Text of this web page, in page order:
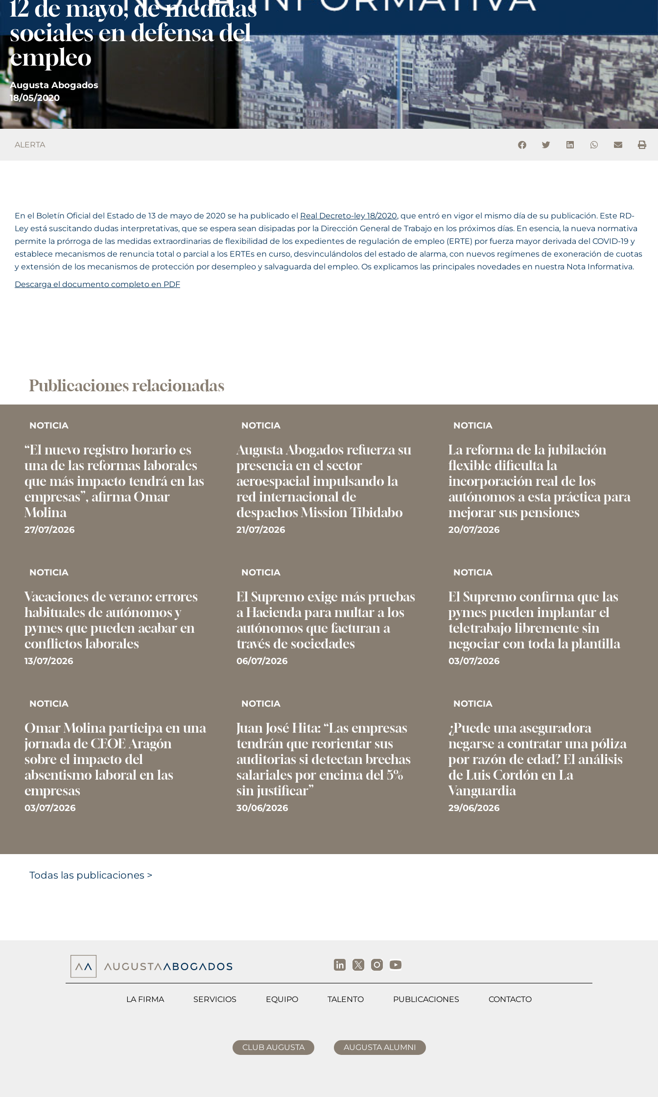
12 de mayo, de medidas
sociales en defensa del
empleo
Augusta Abogados
18/05/2020
ALERTA
En el Boletín Oficial del Estado de 13 de mayo de 2020 se ha publicado el Real Decreto-ley 18/2020, que entró en vigor el mismo día de su publicación. Este RD-
Ley está suscitando dudas interpretativas, que se espera sean disipadas por la Dirección General de Trabajo en los próximos días. En esencia, la nueva normativa
permite la prórroga de las medidas extraordinarias de flexibilidad de los expedientes de regulación de empleo (ERTE) por fuerza mayor derivada del COVID-19 y
establece mecanismos de renuncia total o parcial a los ERTEs en curso, desvinculándolos del estado de alarma, con nuevos regímenes de exoneración de cuotas
y extensión de los mecanismos de protección por desempleo y salvaguarda del empleo. Os explicamos las principales novedades en nuestra Nota Informativa.
Descarga el documento completo en PDF
Publicaciones relacionadas
NOTICIA
“El nuevo registro horario es
una de las reformas laborales
que más impacto tendrá en las
empresas”, afirma Omar
Molina
27/07/2026
NOTICIA
Augusta Abogados refuerza su
presencia en el sector
aeroespacial impulsando la
red internacional de
despachos Mission Tibidabo
21/07/2026
NOTICIA
La reforma de la jubilación
flexible dificulta la
incorporación real de los
autónomos a esta práctica para
mejorar sus pensiones
20/07/2026
NOTICIA
Vacaciones de verano: errores
habituales de autónomos y
pymes que pueden acabar en
conflictos laborales
13/07/2026
NOTICIA
El Supremo exige más pruebas
a Hacienda para multar a los
autónomos que facturan a
través de sociedades
06/07/2026
NOTICIA
El Supremo confirma que las
pymes pueden implantar el
teletrabajo libremente sin
negociar con toda la plantilla
03/07/2026
NOTICIA
Omar Molina participa en una
jornada de CEOE Aragón
sobre el impacto del
absentismo laboral en las
empresas
03/07/2026
NOTICIA
Juan José Hita: “Las empresas
tendrán que reorientar sus
auditorias si detectan brechas
salariales por encima del 5%
sin justificar”
30/06/2026
NOTICIA
¿Puede una aseguradora
negarse a contratar una póliza
por razón de edad? El análisis
de Luis Cordón en La
Vanguardia
29/06/2026
Todas las publicaciones >
LA FIRMA SERVICIOS EQUIPO TALENTO PUBLICACIONES CONTACTO
CLUB AUGUSTA AUGUSTA ALUMNI